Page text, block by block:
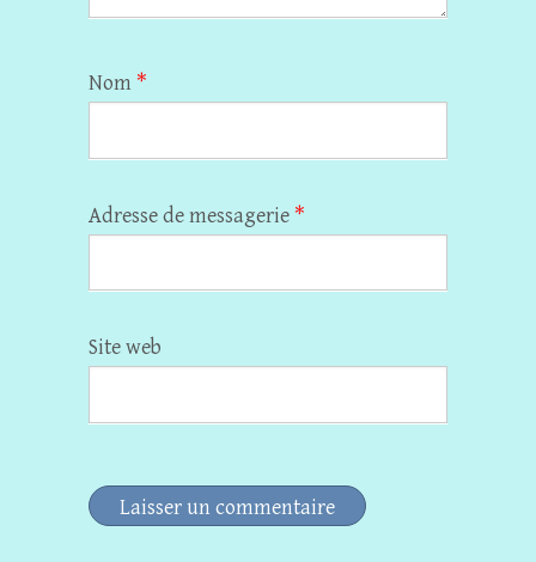
Nom *
Adresse de messagerie *
Site web